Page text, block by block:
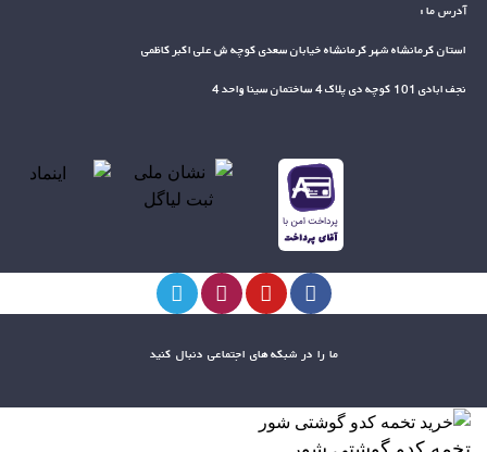
آدرس ما :
استان کرمانشاه شهر کرمانشاه خیابان سعدی کوچه ش علی اکبر کاظمی
نجف ابادی 101 کوچه دی پلاک 4 ساختمان سینا واحد 4
ما را در شبکه های اجتماعی دنبال کنید